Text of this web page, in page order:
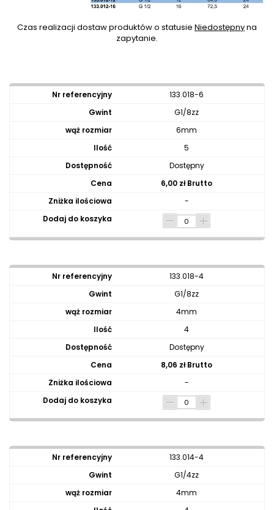
Czas realizacji dostaw produktów o statusie Niedostępnyna
zapytanie.
133.018-6
G1/8zz
6mm
5
Dostępny
6,00 zł Brutto
-
133.018-4
G1/8zz
4mm
4
Dostępny
8,06 zł Brutto
-
133.014-4
G1/4zz
4mm